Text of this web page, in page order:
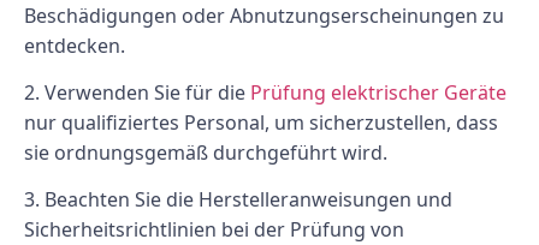
Beschädigungen oder Abnutzungserscheinungen zu
entdecken.
2. Verwenden Sie für die Prüfung elektrischer Geräte
nur qualifiziertes Personal, um sicherzustellen, dass
sie ordnungsgemäß durchgeführt wird.
3. Beachten Sie die Herstelleranweisungen und
Sicherheitsrichtlinien bei der Prüfung von